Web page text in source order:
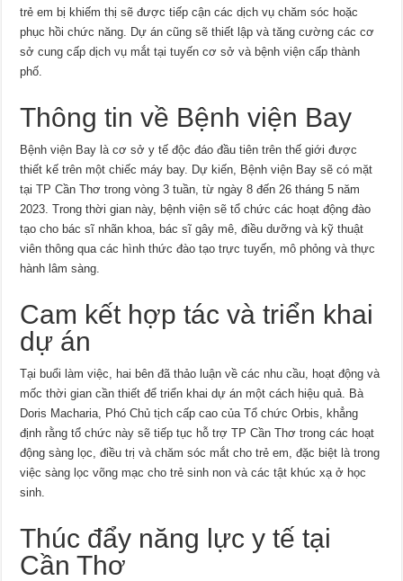
trẻ em bị khiếm thị sẽ được tiếp cận các dịch vụ chăm sóc hoặc
phục hồi chức năng. Dự án cũng sẽ thiết lập và tăng cường các cơ
sở cung cấp dịch vụ mắt tại tuyến cơ sở và bệnh viện cấp thành
phố.
Thông tin về Bệnh viện Bay
Bệnh viện Bay là cơ sở y tế độc đáo đầu tiên trên thế giới được
thiết kế trên một chiếc máy bay. Dự kiến, Bệnh viện Bay sẽ có mặt
tại TP Cần Thơ trong vòng 3 tuần, từ ngày 8 đến 26 tháng 5 năm
2023. Trong thời gian này, bệnh viện sẽ tổ chức các hoạt động đào
tạo cho bác sĩ nhãn khoa, bác sĩ gây mê, điều dưỡng và kỹ thuật
viên thông qua các hình thức đào tạo trực tuyến, mô phỏng và thực
hành lâm sàng.
Cam kết hợp tác và triển khai
dự án
Tại buổi làm việc, hai bên đã thảo luận về các nhu cầu, hoạt động và
mốc thời gian cần thiết để triển khai dự án một cách hiệu quả. Bà
Doris Macharia, Phó Chủ tịch cấp cao của Tổ chức Orbis, khẳng
định rằng tổ chức này sẽ tiếp tục hỗ trợ TP Cần Thơ trong các hoạt
động sàng lọc, điều trị và chăm sóc mắt cho trẻ em, đặc biệt là trong
việc sàng lọc võng mạc cho trẻ sinh non và các tật khúc xạ ở học
sinh.
Thúc đẩy năng lực y tế tại
Cần Thơ